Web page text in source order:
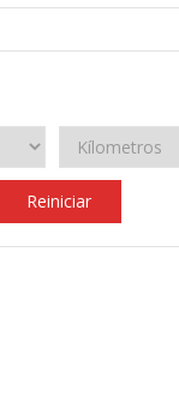
Reiniciar